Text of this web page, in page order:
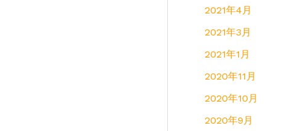
2021年4月
2021年3月
2021年1月
2020年11月
2020年10月
2020年9月